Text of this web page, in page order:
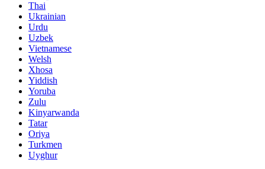
Thai
Ukrainian
Urdu
Uzbek
Vietnamese
Welsh
Xhosa
Yiddish
Yoruba
Zulu
Kinyarwanda
Tatar
Oriya
Turkmen
Uyghur